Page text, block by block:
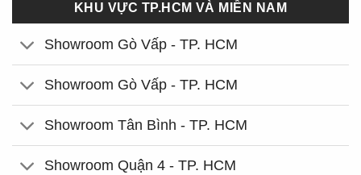
KHU VỰC TP.HCM VÀ MIỀN NAM
Showroom Gò Vấp - TP. HCM
Showroom Gò Vấp - TP. HCM
Showroom Tân Bình - TP. HCM
Showroom Quận 4 - TP. HCM